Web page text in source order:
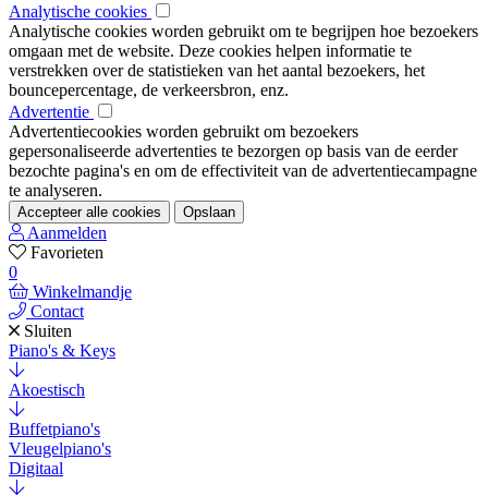
Analytische cookies
Analytische cookies worden gebruikt om te begrijpen hoe bezoekers
omgaan met de website. Deze cookies helpen informatie te
verstrekken over de statistieken van het aantal bezoekers, het
bouncepercentage, de verkeersbron, enz.
Advertentie
Advertentiecookies worden gebruikt om bezoekers
gepersonaliseerde advertenties te bezorgen op basis van de eerder
bezochte pagina's en om de effectiviteit van de advertentiecampagne
te analyseren.
Accepteer alle cookies Opslaan
Aanmelden
Favorieten
0
Winkelmandje
Contact
Sluiten
Piano's & Keys
Akoestisch
Buffetpiano's
Vleugelpiano's
Digitaal